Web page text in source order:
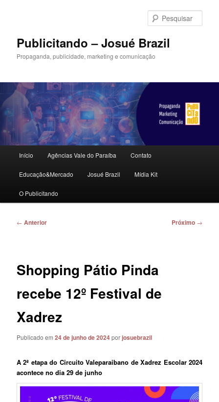
principalPublicitando – Josué Brazil
Propaganda, publicidade, marketing e comunicação
principal
Início Agências Vale do Paraíba Contato
Educação&Mercado Josué Brazil Mídia Kit
O Publicitando
Navegação
← Anterior Próximo →
Shopping Pátio Pinda
recebe 12º Festival de
Xadrez
Publicado em24 de junho de 2024porjosuebrazil
A 2ª etapa do Circuito Valeparaibano de Xadrez Escolar 2024
acontece no dia 29 de junho